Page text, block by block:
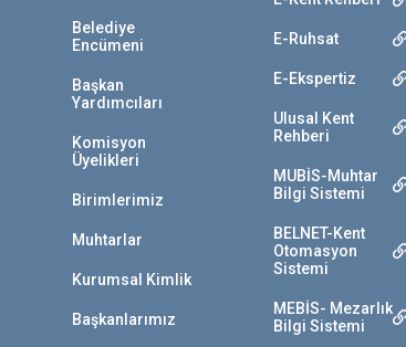
Belediye
Encümeni
Başkan
Yardımcıları
Komisyon
Üyelikleri
Birimlerimiz
Muhtarlar
Kurumsal Kimlik
Başkanlarımız
E-Ruhsat
E-Ekspertiz
Ulusal Kent
Rehberi
MUBİS-Muhtar
Bilgi Sistemi
BELNET-Kent
Otomasyon
Sistemi
MEBİS- Mezarlık
Bilgi Sistemi